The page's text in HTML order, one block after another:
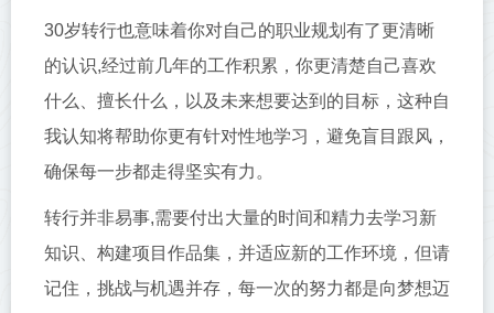
30岁转行也意味着你对自己的职业规划有了更清晰
的认识,经过前几年的工作积累，你更清楚自己喜欢
什么、擅长什么，以及未来想要达到的目标，这种自
我认知将帮助你更有针对性地学习，避免盲目跟风，
确保每一步都走得坚实有力。
转行并非易事,需要付出大量的时间和精力去学习新
知识、构建项目作品集，并适应新的工作环境，但请
记住，挑战与机遇并存，每一次的努力都是向梦想迈